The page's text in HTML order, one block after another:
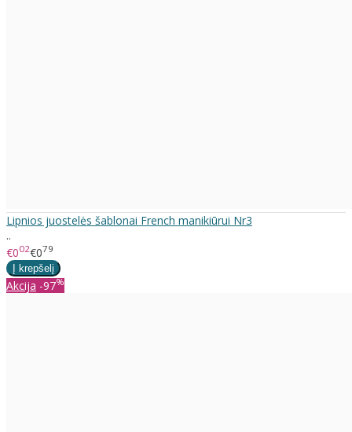
Lipnios juostelės šablonai French manikiūrui Nr3
..
€002€079
Akcija -97%